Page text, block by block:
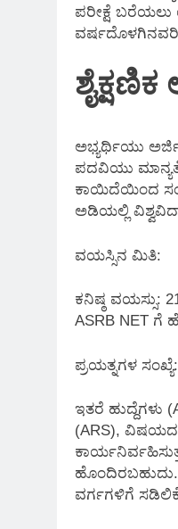
ಪರೀಕ್ಷೆ
ಅಭ್ಯರ್ಥಿಯು ಅರ್ಜಿ
ಪದವಿಯು
ಕಾಯಿದೆಯಿಂದ
ಅಡಿಯಲ್ಲಿ
ವಯಸ್ಸಿನ ಮಿತಿ:
ಕನಿಷ್ಠ ವಯಸ್ಸು:
ASRB NET ಗೆ
ಪ್ರಯತ್ನಗಳ
ಇತರೆ ಹುದ್ದೆಗಳು
(ARS), ವಿಷಯದ
ವರ್ಗಗಳಿಗೆ